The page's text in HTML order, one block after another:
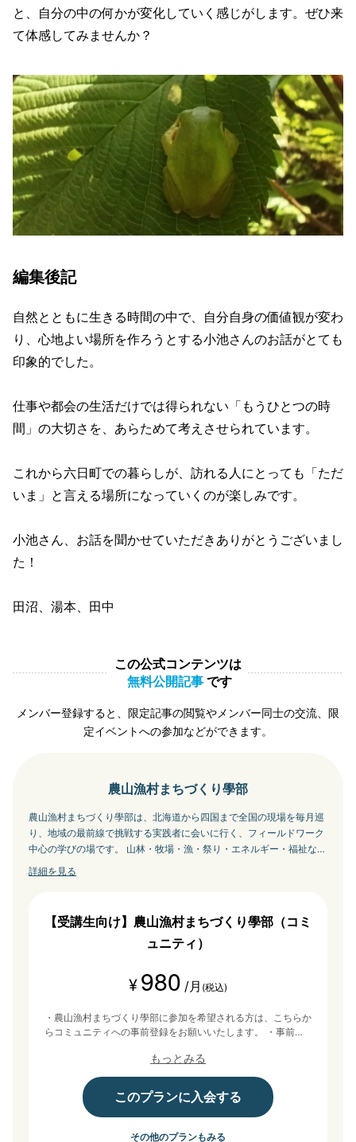
と、自分の中の何かが変化していく感じがします。ぜひ来
て体感してみませんか？
編集後記
自然とともに生きる時間の中で、自分自身の価値観が変わ
り、心地よい場所を作ろうとする小池さんのお話がとても
印象的でした。
仕事や都会の生活だけでは得られない「もうひとつの時
間」の大切さを、あらためて考えさせられています。
これから六日町での暮らしが、訪れる人にとっても「ただ
いま」と言える場所になっていくのが楽しみです。
小池さん、お話を聞かせていただきありがとうございまし
た！
田沼、湯本、田中
この公式コンテンツは
無料公開記事 です
メンバー登録すると、限定記事の閲覧やメンバー同士の交流、限
定イベントへの参加などができます。
農山漁村まちづくり學部
農山漁村まちづくり學部は、北海道から四国まで全国の現場を毎月巡
り、地域の最前線で挑戦する実践者に会いに行く、フィールドワーク
中心の学びの場です。 山林・牧場・漁・祭り・エネルギー・福祉な
ど、全40講座以上のプログラムを通して、オンラインでは掴みきれな
い一次情報を、五感で体感しながら学びます。 講義は一方的に話を聞
ントなど、実践につながる学びを持ち帰れます。 本気で地域を良くし
たい人が集う、一年間のラーニングコミュニティです。
詳細を見る
【受講生向け】農山漁村まちづくり學部（コミ
ュニティ）
¥ 980 /月 (税込)
・農山漁村まちづくり學部に参加を希望される方は、こちらか
らコミュニティへの事前登録をお願いいたします。 ・事前登
す。 ・事前登録の段階では課金は発生しません。
もっとみる
このプランに入会する
その他のプランもみる